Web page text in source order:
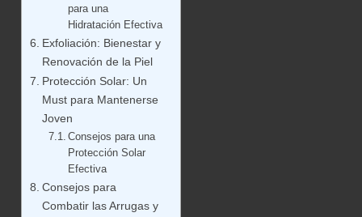
para una
Hidratación Efectiva
Exfoliación: Bienestar y
Renovación de la Piel
Protección Solar: Un
Must para Mantenerse
Joven
Consejos para una
Protección Solar
Efectiva
Consejos para
Combatir las Arrugas y